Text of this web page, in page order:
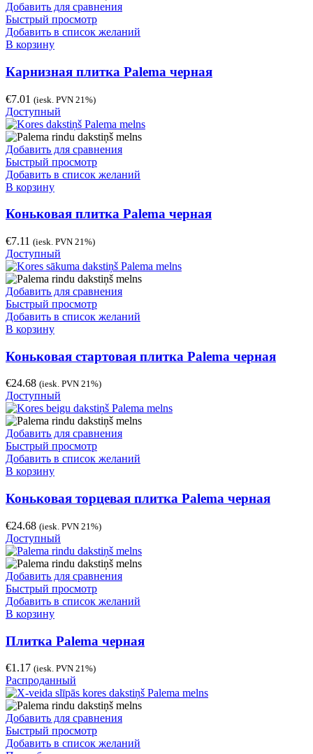
Добавить для сравнения
Быстрый просмотр
Добавить в список желаний
В корзину
Карнизная плитка Palema черная
€7.01 (iesk. PVN 21%)
Доступный
Добавить для сравнения
Быстрый просмотр
Добавить в список желаний
В корзину
Коньковая плитка Palema черная
€7.11 (iesk. PVN 21%)
Доступный
Добавить для сравнения
Быстрый просмотр
Добавить в список желаний
В корзину
Коньковая стартовая плитка Palema черная
€24.68 (iesk. PVN 21%)
Доступный
Добавить для сравнения
Быстрый просмотр
Добавить в список желаний
В корзину
Коньковая торцевая плитка Palema черная
€24.68 (iesk. PVN 21%)
Доступный
Добавить для сравнения
Быстрый просмотр
Добавить в список желаний
В корзину
Плитка Palema черная
€1.17 (iesk. PVN 21%)
Распроданный
Добавить для сравнения
Быстрый просмотр
Добавить в список желаний